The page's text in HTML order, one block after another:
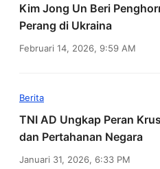
Kim Jong Un Beri
Perang di Ukraina
Februari 14, 2026, 9:59 AM
Berita
TNI AD Ungkap Peran
dan Pertahanan Negara
Januari 31, 2026, 6:33 PM